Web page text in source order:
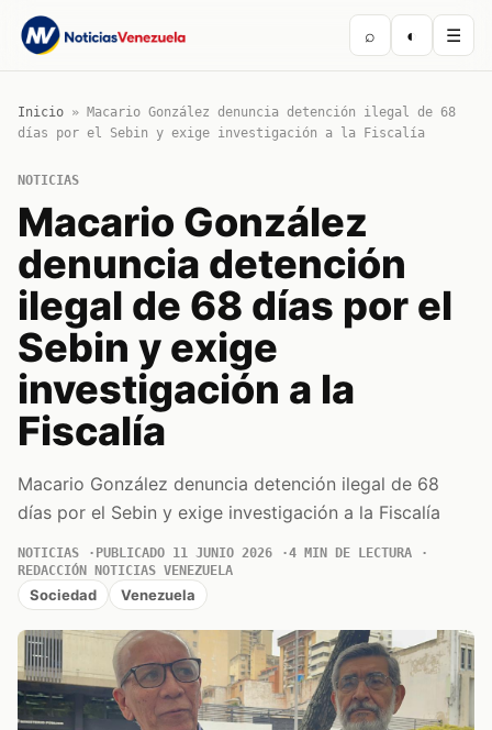
⌕ ◐ ☰
Inicio » Macario González denuncia detención ilegal de 68
días por el Sebin y exige investigación a la Fiscalía
NOTICIAS
Macario González
denuncia detención
ilegal de 68 días por el
Sebin y exige
investigación a la
Fiscalía
Macario González denuncia detención ilegal de 68
días por el Sebin y exige investigación a la Fiscalía
NOTICIAS PUBLICADO 11 JUNIO 2026
4 MIN DE LECTURA
REDACCIÓN NOTICIAS VENEZUELA
Sociedad Venezuela